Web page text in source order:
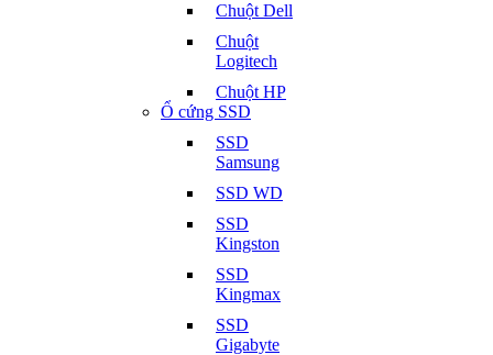
Chuột Dell
Chuột
Logitech
Chuột HP
Ổ cứng SSD
SSD
Samsung
SSD WD
SSD
Kingston
SSD
Kingmax
SSD
Gigabyte